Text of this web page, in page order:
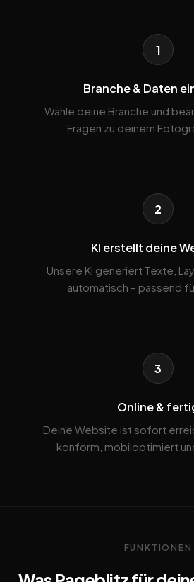
1
Branche & Daten
Wähle deine Branche und
Fragen zu deinem
2
KI erstellt deine
Unsere KI generiert Texte,
automatisch – passend
3
Online &
Deine Website ist sofort
konform, mobiloptimiert
FUNKTIONEN